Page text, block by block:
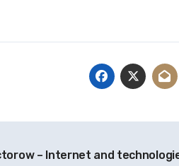
– Internet and